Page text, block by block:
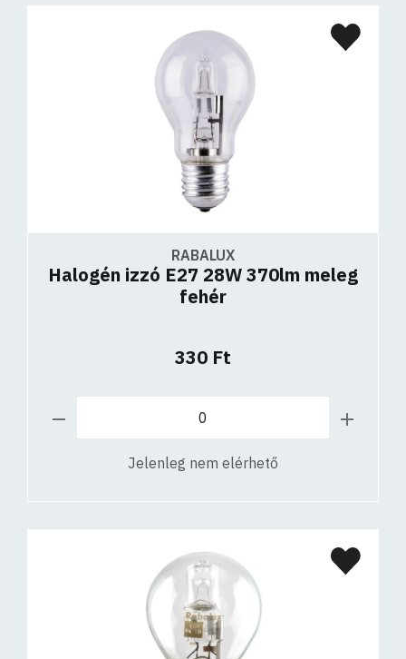
RABALUX
Halogén izzó E27 28W 370lm meleg
fehér
330 Ft
Jelenleg nem elérhető